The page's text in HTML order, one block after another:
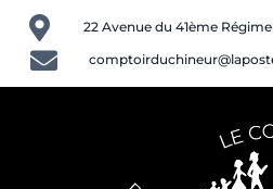
Aller
au
22 Avenue du 41ème